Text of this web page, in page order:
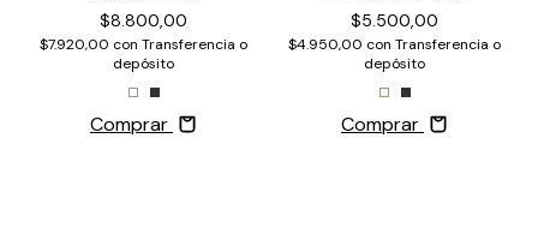
$8.800,00
$7.920,00 con Transferencia o
depósito
Comprar
$5.500,00
$4.950,00 con Transferencia o
depósito
Comprar